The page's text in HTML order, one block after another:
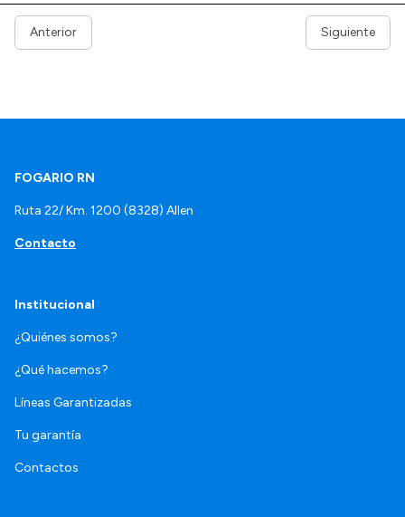
Anterior Siguiente
FOGARIO RN
Ruta 22/ Km. 1200 (8328) Allen
Contacto
Institucional
¿Quiénes somos?
¿Qué hacemos?
Líneas Garantizadas
Tu garantía
Contactos